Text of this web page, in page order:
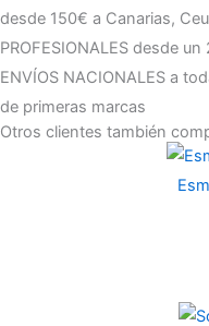
desde 150€ a Canarias,
PROFESIONALES desde
ENVÍOS NACIONALES a
de primeras marcas
Otros clientes también